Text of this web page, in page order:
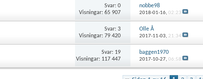
Svar: 0
Visningar: 65 907
nobbe98
2018-01-16,02:23
Svar: 3
Visningar: 79 420
Olle Å
2017-11-03, 21:34
Svar: 19
Visningar: 117 447
baggen1970
2017-10-27,06:58